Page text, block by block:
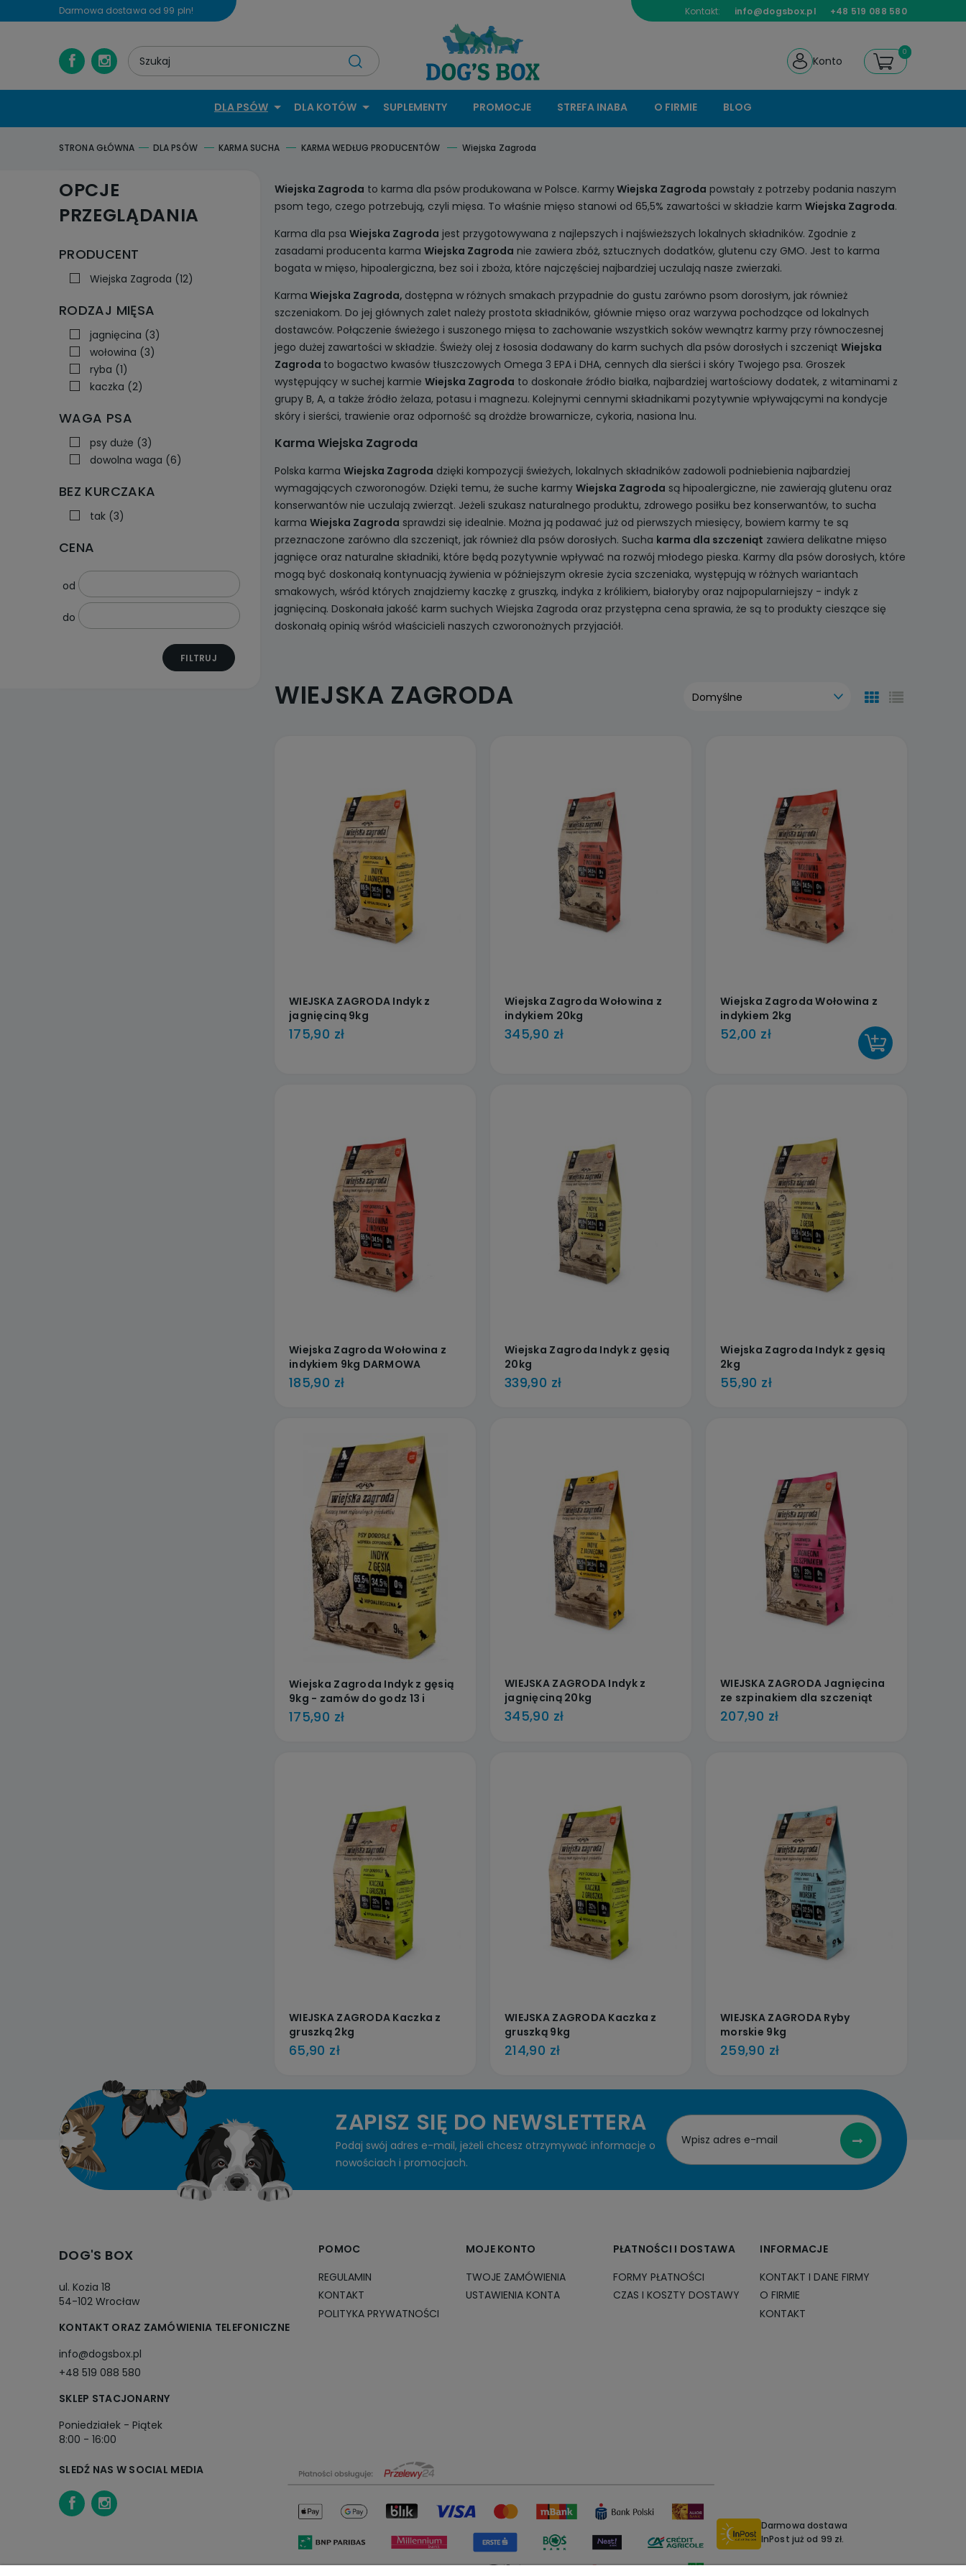
Darmowa dostawa od 99 pln! Kontakt: info@dogsbox.pl +48 519 088 580
Konto
DLA PSÓW DLA KOTÓW SUPLEMENTY PROMOCJE STREFA INABA O FIRMIE BLOG
STRONA GŁÓWNA DLA PSÓW KARMA SUCHA KARMA WEDŁUG PRODUCENTÓW Wiejska Zagroda
OPCJE
PRZEGLĄDANIA
PRODUCENT
Wiejska Zagroda (12)
RODZAJ MIĘSA
jagnięcina (3)
wołowina (3)
ryba (1)
kaczka (2)
WAGA PSA
psy duże (3)
dowolna waga (6)
BEZ KURCZAKA
tak (3)
CENA
od
do
FILTRUJ
Wiejska Zagroda to karma dla psów produkowana w Polsce. KarmyWiejska Zagroda powstały z potrzeby podania naszym
psom tego, czego potrzebują, czyli mięsa. To właśnie mięso stanowi od 65,5% zawartości w składzie karm Wiejska Zagroda.
Karma dla psa Wiejska Zagroda jest przygotowywana z najlepszych i najświeższych lokalnych składników. Zgodnie z
zasadami producenta karma Wiejska Zagroda nie zawiera zbóż, sztucznych dodatków, glutenu czy GMO. Jest to karma
bogata w mięso, hipoalergiczna, bez soi i zboża, które najczęściej najbardziej uczulają nasze zwierzaki.
Karma Wiejska Zagroda, dostępna w różnych smakach przypadnie do gustu zarówno psom dorosłym, jak również
szczeniakom. Do jej głównych zalet należy prostota składników, głównie mięso oraz warzywa pochodzące od lokalnych
dostawców. Połączenie świeżego i suszonego mięsa to zachowanie wszystkich soków wewnątrz karmy przy równoczesnej
jego dużej zawartości w składzie. Świeży olej z łososia dodawany do karm suchych dla psów dorosłych i szczeniąt Wiejska
Zagroda to bogactwo kwasów tłuszczowych Omega 3 EPA i DHA, cennych dla sierści i skóry Twojego psa. Groszek
występujący w suchej karmie Wiejska Zagroda to doskonałe źródło białka, najbardziej wartościowy dodatek, z witaminami z
grupy B, A, a także źródło żelaza, potasu i magnezu. Kolejnymi cennymi składnikami pozytywnie wpływającymi na kondycje
skóry i sierści, trawienie oraz odporność są drożdże browarnicze, cykoria, nasiona lnu.
Karma Wiejska Zagroda
Polska karma Wiejska Zagroda dzięki kompozycji świeżych, lokalnych składników zadowoli podniebienia najbardziej
wymagających czworonogów. Dzięki temu, że suche karmy Wiejska Zagroda są hipoalergiczne, nie zawierają glutenu oraz
konserwantów nie uczulają zwierząt. Jeżeli szukasz naturalnego produktu, zdrowego posiłku bez konserwantów, to sucha
karma Wiejska Zagroda sprawdzi się idealnie. Można ją podawać już od pierwszych miesięcy, bowiem karmy te są
przeznaczone zarówno dla szczeniąt, jak również dla psów dorosłych. Sucha karma dla szczeniąt zawiera delikatne mięso
jagnięce oraz naturalne składniki, które będą pozytywnie wpływać na rozwój młodego pieska. Karmy dla psów dorosłych, które
mogą być doskonałą kontynuacją żywienia w późniejszym okresie życia szczeniaka, występują w różnych wariantach
smakowych, wśród których znajdziemy kaczkę z gruszką, indyka z królikiem, białoryby oraz najpopularniejszy - indyk z
jagnięciną. Doskonała jakość karm suchych Wiejska Zagroda oraz przystępna cena sprawia, że są to produkty cieszące się
doskonałą opinią wśród właścicieli naszych czworonożnych przyjaciół.
WIEJSKA ZAGRODA
WIEJSKA ZAGRODA Indyk z
jagnięciną 9kg
175,90 zł
Wiejska Zagroda Wołowina z
indykiem 20kg
345,90 zł
Wiejska Zagroda Wołowina z
indykiem 2kg
52,00 zł
Wiejska Zagroda Wołowina z
indykiem 9kg DARMOWA
DOSTAWA od 99zł
185,90 zł
Wiejska Zagroda Indyk z gęsią
20kg
339,90 zł
Wiejska Zagroda Indyk z gęsią
2kg
55,90 zł
Wiejska Zagroda Indyk z gęsią
9kg - zamów do godz 13 i
odbierz kolejnego dnia
175,90 zł
WIEJSKA ZAGRODA Indyk z
jagnięciną 20kg
345,90 zł
WIEJSKA ZAGRODA Jagnięcina
ze szpinakiem dla szczeniąt
9kg DARMOWA DOSTAWA OD
207,90 zł
WIEJSKA ZAGRODA Kaczka z
gruszką 2kg
65,90 zł
WIEJSKA ZAGRODA Kaczka z
gruszką 9kg
214,90 zł
WIEJSKA ZAGRODA Ryby
morskie 9kg
259,90 zł
ZAPISZ SIĘ DO NEWSLETTERA
Podaj swój adres e-mail, jeżeli chcesz otrzymywać informacje o
nowościach i promocjach.
DOG'S BOX
ul. Kozia 18
54-102 Wrocław
KONTAKT ORAZ ZAMÓWIENIA TELEFONICZNE
info@dogsbox.pl
+48 519 088 580
SKLEP STACJONARNY
Poniedziałek - Piątek
8:00 - 16:00
POMOC
REGULAMIN
KONTAKT
POLITYKA PRYWATNOŚCI
MOJE KONTO
TWOJE ZAMÓWIENIA
USTAWIENIA KONTA
PŁATNOŚCI I DOSTAWA
FORMY PŁATNOŚCI
CZAS I KOSZTY DOSTAWY
INFORMACJE
KONTAKT I DANE FIRMY
O FIRMIE
KONTAKT
SLEDŹ NAS W SOCIAL MEDIA
Darmowa dostawa
InPost już od 99 zł.